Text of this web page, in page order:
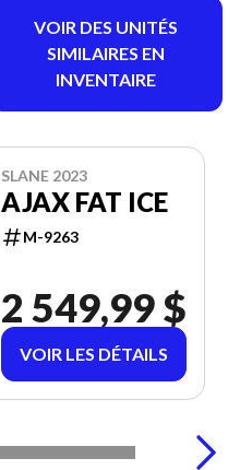
VOIR DES UNITÉS
SIMILAIRES EN
INVENTAIRE
SLANE 2023
AJAX FAT ICE
M-9263
2 549,99 $
VOIR LES DÉTAILS